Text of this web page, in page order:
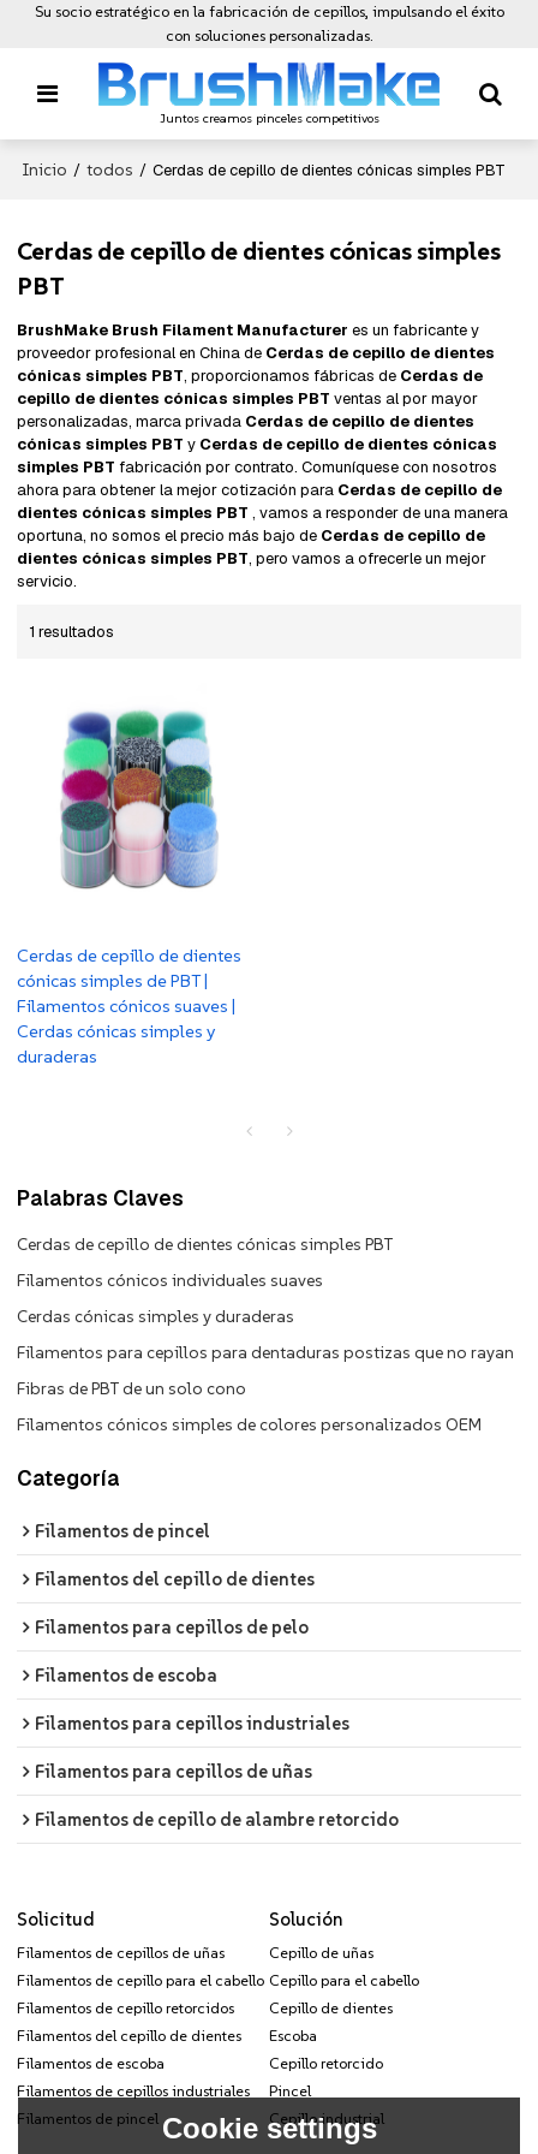
Su socio estratégico en la fabricación de cepillos, impulsando el éxito
con soluciones personalizadas.
Juntos creamos pinceles competitivos
Inicio / todos / Cerdas de cepillo de dientes cónicas simples PBT
Cerdas de cepillo de dientes cónicas simples
PBT
BrushMake Brush Filament Manufacturer es un fabricante y
proveedor profesional en China de Cerdas de cepillo de dientes
cónicas simples PBT, proporcionamos fábricas de Cerdas de
cepillo de dientes cónicas simples PBT ventas al por mayor
personalizadas, marca privada Cerdas de cepillo de dientes
cónicas simples PBT y Cerdas de cepillo de dientes cónicas
simples PBT fabricación por contrato. Comuníquese con nosotros
ahora para obtener la mejor cotización para Cerdas de cepillo de
dientes cónicas simples PBT , vamos a responder de una manera
oportuna, no somos el precio más bajo de Cerdas de cepillo de
dientes cónicas simples PBT, pero vamos a ofrecerle un mejor
servicio.
1 resultados
Cerdas de cepillo de dientes
cónicas simples de PBT |
Filamentos cónicos suaves |
Cerdas cónicas simples y
duraderas
Palabras Claves
Cerdas de cepillo de dientes cónicas simples PBT
Filamentos cónicos individuales suaves
Cerdas cónicas simples y duraderas
Filamentos para cepillos para dentaduras postizas que no rayan
Fibras de PBT de un solo cono
Filamentos cónicos simples de colores personalizados OEM
Categoría
Filamentos de pincel
Filamentos del cepillo de dientes
Filamentos para cepillos de pelo
Filamentos de escoba
Filamentos para cepillos industriales
Filamentos para cepillos de uñas
Filamentos de cepillo de alambre retorcido
Solicitud
Filamentos de cepillos de uñas
Filamentos de cepillo para el cabello
Filamentos de cepillo retorcidos
Filamentos del cepillo de dientes
Filamentos de escoba
Filamentos de cepillos industriales
Filamentos de pincel
Solución
Cepillo de uñas
Cepillo para el cabello
Cepillo de dientes
Escoba
Cepillo retorcido
Pincel
Cepillo industrial
Cookie settings